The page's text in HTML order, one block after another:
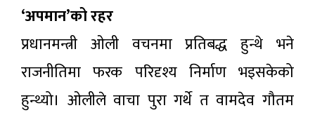
‘अपमान’को रहर
प्रधानमन्त्री ओली वचनमा प्रतिबद्ध हुन्थे भने
राजनीतिमा फरक परिदृश्य निर्माण भइसकेको
हुन्थ्यो। ओलीले वाचा पुरा गर्थे त वामदेव गौतम